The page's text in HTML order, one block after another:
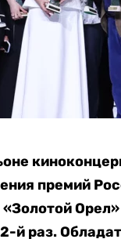
премий
й раз.